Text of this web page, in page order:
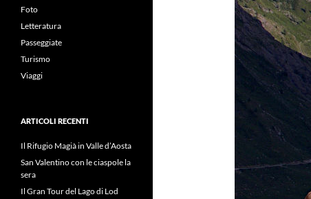
Foto
Letteratura
Passeggiate
Turismo
Viaggi
ARTICOLI RECENTI
Il Rifugio Magià in Valle d’Aosta
San Valentino con le ciaspole la
sera
Il Gran Tour del Lago di Lod